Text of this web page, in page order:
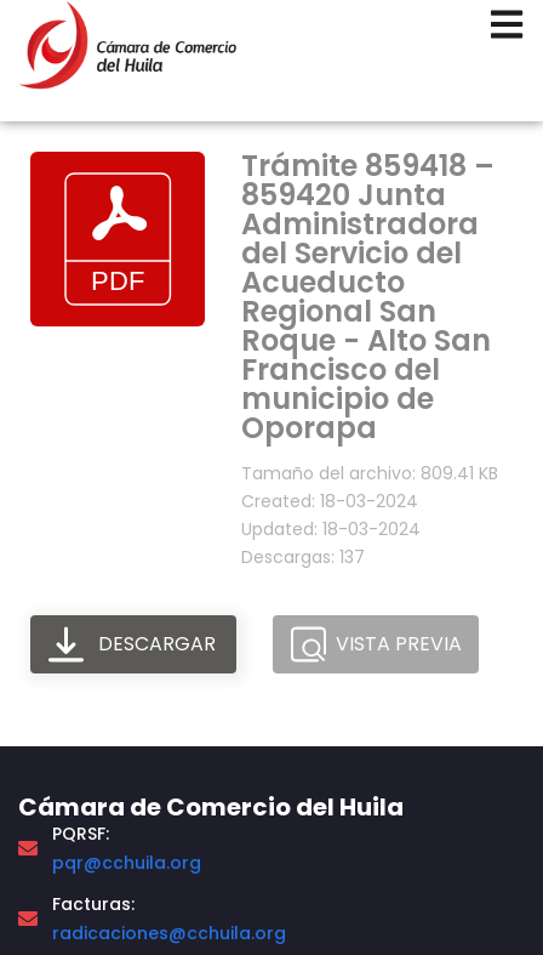
Trámite 859418 –
859420 Junta
Administradora
del Servicio del
Acueducto
Regional San
Roque - Alto San
Francisco del
municipio de
Oporapa
Tamaño del archivo: 809.41 KB
Created: 18-03-2024
Updated: 18-03-2024
Descargas: 137
DESCARGAR VISTA PREVIA
Cámara de Comercio del Huila
PQRSF:
pqr@cchuila.org
Facturas:
radicaciones@cchuila.org